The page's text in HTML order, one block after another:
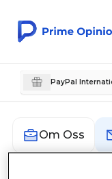
PayPal
Om Oss